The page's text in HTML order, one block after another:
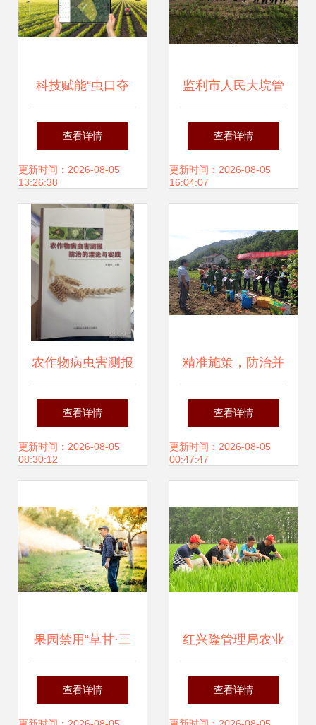
科技赋能“虫口夺
粮” 极飞助力安徽
小麦统防统治纪实
查看详情
更新时间：2026-08-05
13:26:38
监利市人民大垸管
理区召开小麦赤霉
病防治现场会
查看详情
更新时间：2026-08-05
16:04:07
农作物病虫害测报
防治的理论与实践
查看详情
更新时间：2026-08-05
08:30:12
精准施策，防治并
举——镇安农技中
心多措并举推进马
作
查看详情
更新时间：2026-08-05
00:47:47
果园禁用“草甘·三
氯吡”除草剂的七类
查看详情
红兴隆管理局农业
频道 全方位推进农
查看详情